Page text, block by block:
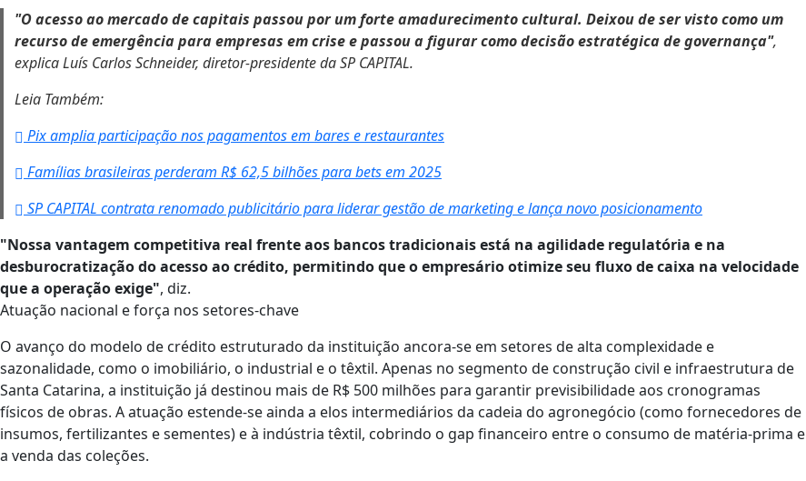
"O acesso ao mercado de capitais passou por um forte amadurecimento cultural. Deixou de ser visto como um
recurso de emergência para empresas em crise e passou a figurar como decisão estratégica de governança",
explica Luís Carlos Schneider, diretor-presidente da SP CAPITAL.
Leia Também:
Pix amplia participação nos pagamentos em bares e restaurantes
Famílias brasileiras perderam R$ 62,5 bilhões para bets em 2025
SP CAPITAL contrata renomado publicitário para liderar gestão de marketing e lança novo posicionamento
"Nossa vantagem competitiva real frente aos bancos tradicionais está na agilidade regulatória e na
desburocratização do acesso ao crédito, permitindo que o empresário otimize seu fluxo de caixa na velocidade
que a operação exige", diz.
Atuação nacional e força nos setores-chave
O avanço do modelo de crédito estruturado da instituição ancora-se em setores de alta complexidade e
sazonalidade, como o imobiliário, o industrial e o têxtil. Apenas no segmento de construção civil e infraestrutura de
Santa Catarina, a instituição já destinou mais de R$ 500 milhões para garantir previsibilidade aos cronogramas
físicos de obras. A atuação estende-se ainda a elos intermediários da cadeia do agronegócio (como fornecedores de
insumos, fertilizantes e sementes) e à indústria têxtil, cobrindo o gap financeiro entre o consumo de matéria-prima e
a venda das coleções.